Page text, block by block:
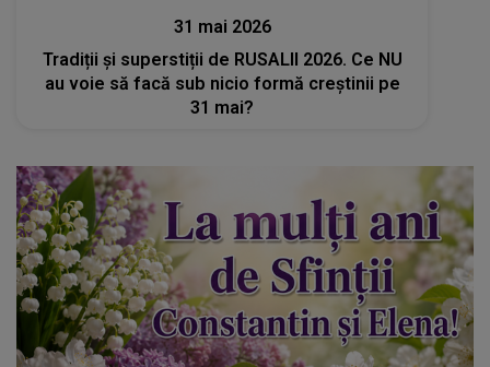
31 mai 2026
Tradiții și superstiții de RUSALII 2026. Ce NU
au voie să facă sub nicio formă creștinii pe
31 mai?